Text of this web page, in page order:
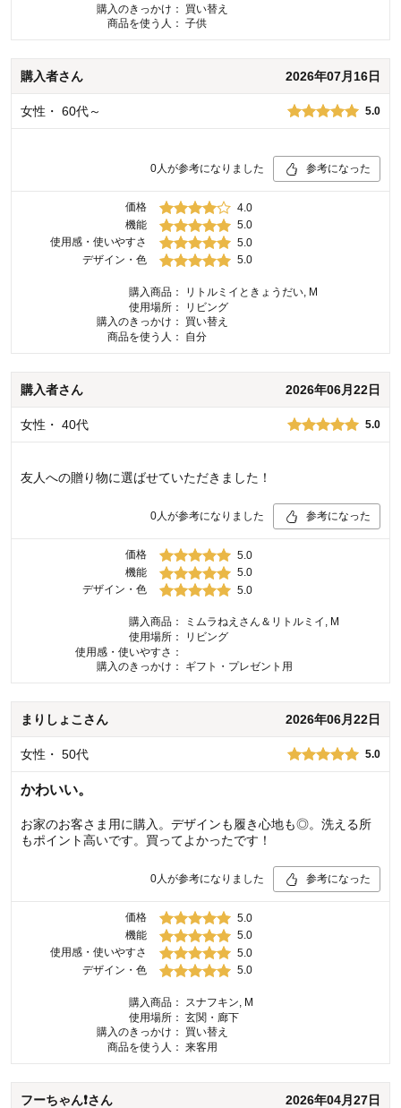
購入のきっかけ：
買い替え
商品を使う人： 子供
購入者さん 2026年07月16日
女性 ・ 60代～ 5.0
0人が参考になりました 参考になった
価格
4.0
機能
5.0
使用感・使いやすさ
5.0
デザイン・色
5.0
購入商品：
リトルミイときょうだい, M
使用場所：
リビング
購入のきっかけ：
買い替え
商品を使う人：
自分
購入者さん 2026年06月22日
女性 ・ 40代 5.0
友人への贈り物に選ばせていただきました！
0人が参考になりました 参考になった
価格
5.0
機能
5.0
デザイン・色
5.0
購入商品：
ミムラねえさん＆リトルミイ, M
使用場所：
リビング
使用感・使いやすさ：
購入のきっかけ：
ギフト・プレゼント用
まりしょこさん 2026年06月22日
女性 ・ 50代 5.0
かわいい。
お家のお客さま用に購入。デザインも履き心地も◎。洗える所
もポイント高いです。買ってよかったです！
0人が参考になりました 参考になった
価格
5.0
機能
5.0
使用感・使いやすさ
5.0
デザイン・色
5.0
購入商品：
スナフキン, M
使用場所： 玄関・廊下
購入のきっかけ：
買い替え
商品を使う人： 来客用
フーちゃん❗さん 2026年04月27日